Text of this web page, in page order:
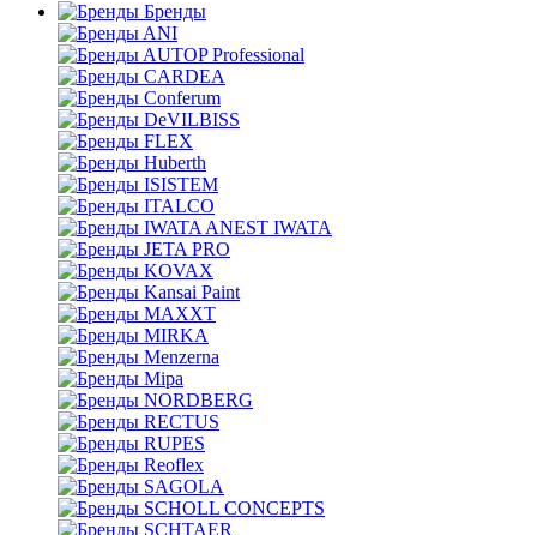
Бренды
ANI
AUTOP Professional
CARDEA
Conferum
DeVILBISS
FLEX
Huberth
ISISTEM
ITALCO
IWATA ANEST IWATA
JETA PRO
KOVAX
Kansai Paint
MAXXT
MIRKA
Menzerna
Mipa
NORDBERG
RECTUS
RUPES
Reoflex
SAGOLA
SCHOLL CONCEPTS
SCHTAER